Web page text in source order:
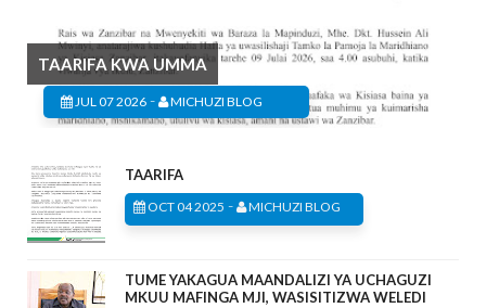
TAARIFA KWA UMMA
JUL 07 2026 - MICHUZI BLOG
TAARIFA
OCT 04 2025 - MICHUZI BLOG
TUME YAKAGUA MAANDALIZI YA UCHAGUZI
MKUU MAFINGA MJI, WASISITIZWA WELEDI